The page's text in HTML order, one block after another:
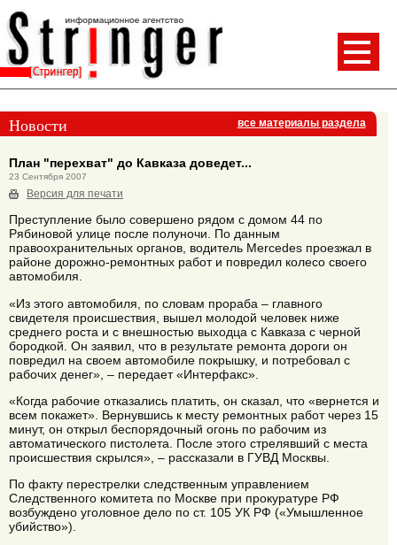
Новости все материалы раздела
План "перехват" до Кавказа доведет...
23 Сентября 2007
Версия для печати
Преступление было совершено рядом с домом 44 по
Рябиновой улице после полуночи. По данным
правоохранительных органов, водитель Mercedes проезжал в
районе дорожно-ремонтных работ и повредил колесо своего
автомобиля.
«Из этого автомобиля, по словам прораба – главного
свидетеля происшествия, вышел молодой человек ниже
среднего роста и с внешностью выходца с Кавказа с черной
бородкой. Он заявил, что в результате ремонта дороги он
повредил на своем автомобиле покрышку, и потребовал с
рабочих денег», – передает «Интерфакс».
«Когда рабочие отказались платить, он сказал, что «вернется и
всем покажет». Вернувшись к месту ремонтных работ через 15
минут, он открыл беспорядочный огонь по рабочим из
автоматического пистолета. После этого стрелявший с места
происшествия скрылся», – рассказали в ГУВД Москвы.
По факту перестрелки следственным управлением
Следственного комитета по Москве при прокуратуре РФ
возбуждено уголовное дело по ст. 105 УК РФ («Умышленное
убийство»).